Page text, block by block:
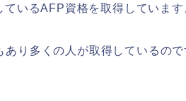
いるAFP資格を取得しています
り多くの人が取得しているの